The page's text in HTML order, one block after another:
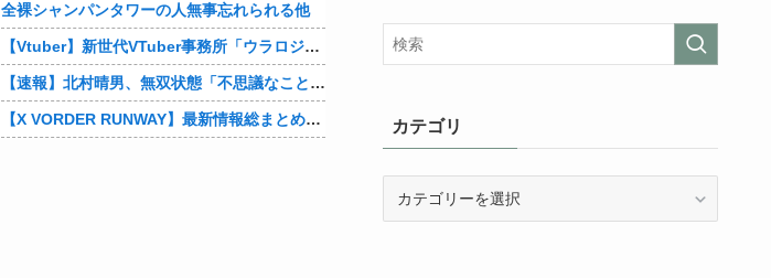
全裸シャンパンタワーの人無事忘れられる他
【Vtuber】新世代VTuber事務所「ウラロジゲームカンパニー」より、ゲームの世界から“逆異世界転生”した5名が8月19日にデビュー！他
【速報】北村晴男、無双状態「不思議なことに、緊縮派の多くは親中派に繋がる。「日本弱体化議連」でも旗揚げされたら如何？」他
【X VORDER RUNWAY】最新情報総まとめ&新情報解禁！スペシャル番組！星川「ヘソは出したい」他 カテゴリ